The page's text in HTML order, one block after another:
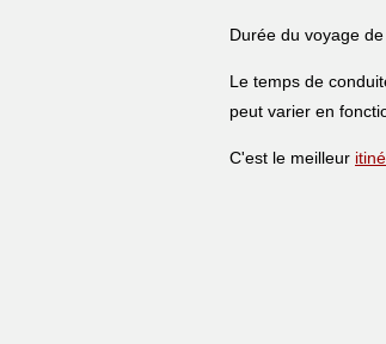
Durée du voyage
Le temps de
peut varier en
C'est le meilleur